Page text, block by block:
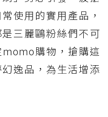
使用的實用產品，
三麗鷗粉絲們不可
購物，搶購這
逸品，為生活增添